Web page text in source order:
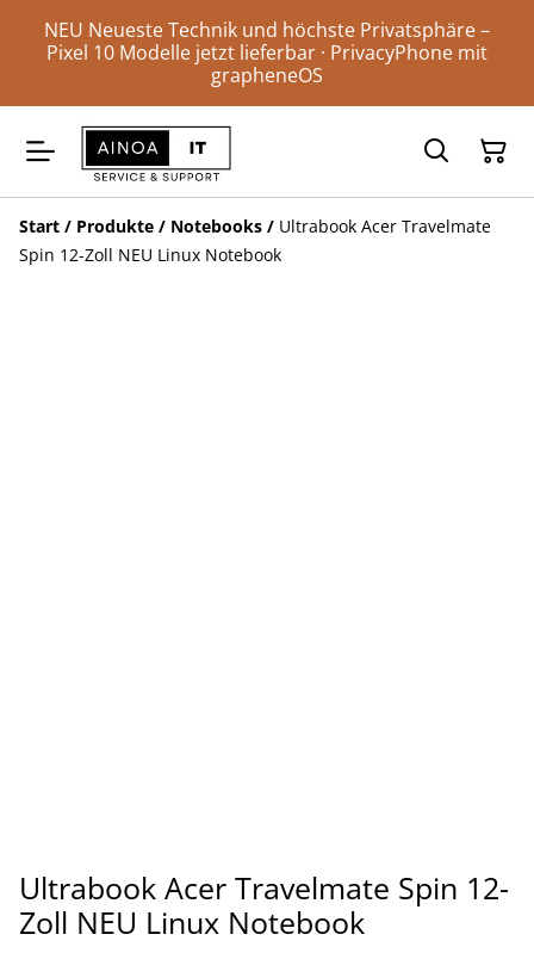
NEU Neueste Technik und höchste Privatsphäre –
Pixel 10 Modelle jetzt lieferbar · PrivacyPhone mit
grapheneOS
Start / Produkte / Notebooks / Ultrabook Acer Travelmate
Spin 12-Zoll NEU Linux Notebook
Ultrabook Acer Travelmate Spin 12-
Zoll NEU Linux Notebook